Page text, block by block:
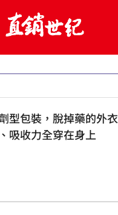
包裝，脫掉藥的外衣 把顏值、
吸收力全穿在身上